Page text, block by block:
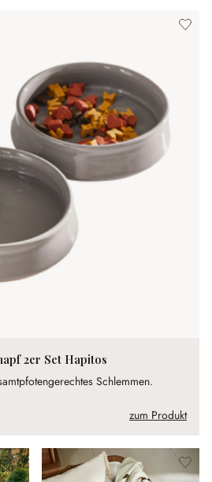
2er Set Hapitos
Schlemmen.
zum Produkt